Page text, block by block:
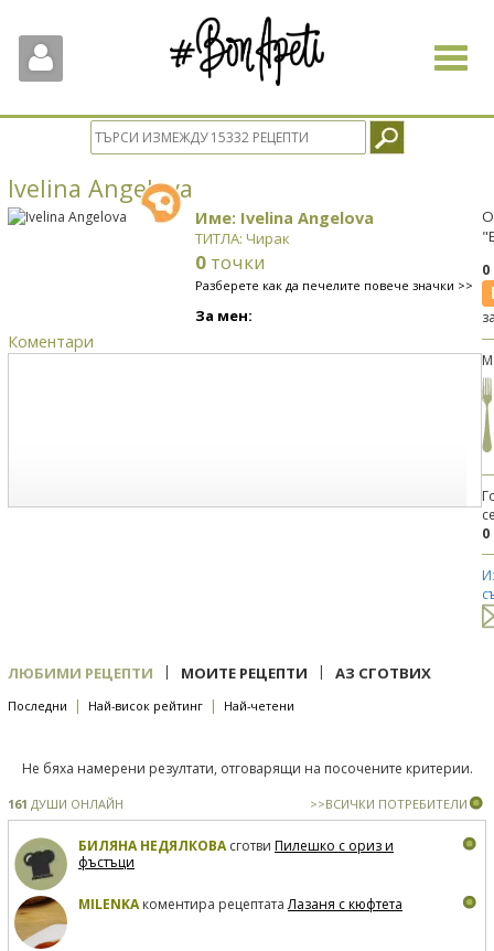
Toggle
Ivelina Angelova
Име: Ivelina Angelova
ТИТЛА: Чирак
0 точки
Разберете как да печелите повече значки >>
За мен:
Коментари
0
ЛЮБИМИ РЕЦЕПТИ | МОИТЕ РЕЦЕПТИ | АЗ СГОТВИХ
Последни | Най-висок рейтинг | Най-четени
Не бяха намерени резултати, отговарящи на посочените критерии.
161 ДУШИ ОНЛАЙН >>ВСИЧКИ ПОТРЕБИТЕЛИ
БИЛЯНА НЕДЯЛКОВАсготви Пилешко с ориз и
фъстъци
MILENKAкоментира рецептатаЛазаня с кюфтета